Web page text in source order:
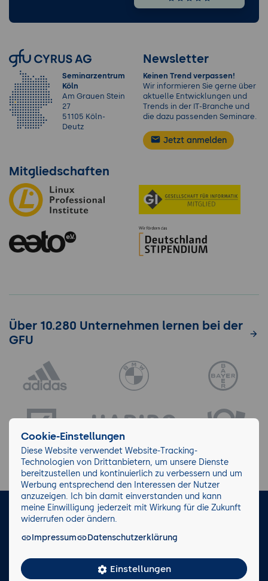
Seminarzentrum
Köln
Am Grauen Stein
27
51105 Köln-
Deutz
Newsletter
Keinen Trend verpassen!
Wir informieren Sie gerne über
aktuelle Entwicklungen und
Trends in der IT-Branche und
die dazu passenden Seminare.
Jetzt anmelden
Mitgliedschaften
Über 10.280 Unternehmen lernen bei der
GFU
LinkedIn Facebook
Facts
Cookie-Einstellungen
Diese Website verwendet Website-Tracking-
Technologien von Drittanbietern, um unsere Dienste
bereitzustellen und kontinuierlich zu verbessern und um
Werbung entsprechend den Interessen der Nutzer
anzuzeigen. Ich bin damit einverstanden und kann
meine Einwilligung jederzeit mit Wirkung für die Zukunft
widerrufen oder ändern.
Impressum
Datenschutzerklärung
Einstellungen